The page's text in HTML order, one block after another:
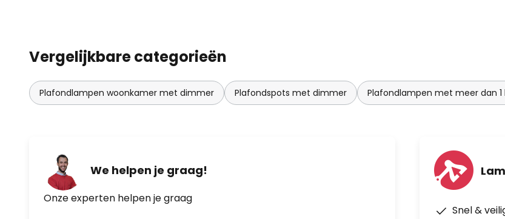
Vergelijkbare categorieën
Plafondlampen woonkamer met dimmer Plafondspots met dimmer Plafondlampen met meer dan 1
We helpen je graag!
Onze experten helpen je graag
Snel &